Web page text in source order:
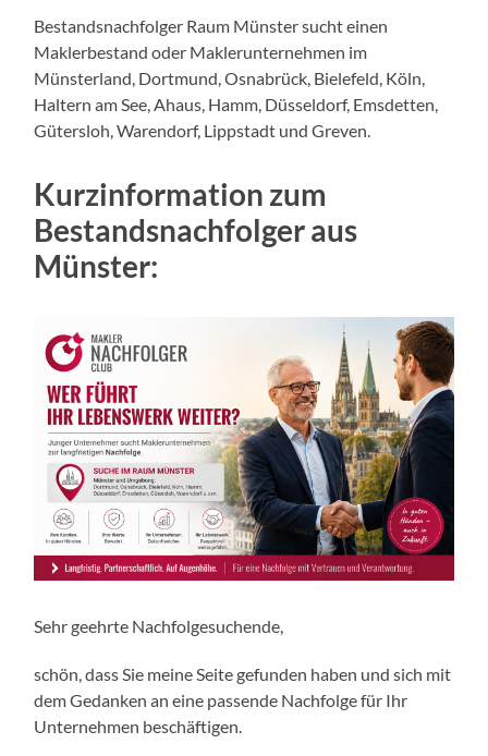
Bestandsnachfolger Raum Münster sucht einen
Maklerbestand oder Maklerunternehmen im
Münsterland, Dortmund, Osnabrück, Bielefeld, Köln,
Haltern am See, Ahaus, Hamm, Düsseldorf, Emsdetten,
Gütersloh, Warendorf, Lippstadt und Greven.
Kurzinformation zum
Bestandsnachfolger aus
Münster:
Sehr geehrte Nachfolgesuchende,
schön, dass Sie meine Seite gefunden haben und sich mit
dem Gedanken an eine passende Nachfolge für Ihr
Unternehmen beschäftigen.